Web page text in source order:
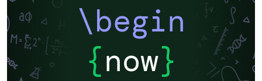
\begin
{now}